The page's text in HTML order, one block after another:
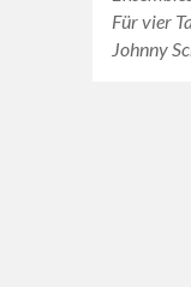
Für vier
Johnny